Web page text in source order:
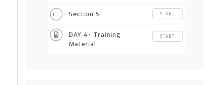
Section 5 START
DAY 4- Training
Material
START